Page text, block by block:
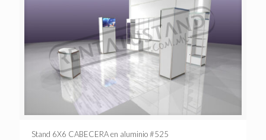
Stand 6X6 CABECERA en aluminio #525